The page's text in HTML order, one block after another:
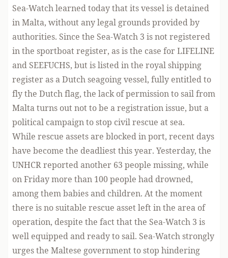
Sea-Watch learned today that its vessel is detained
in Malta, without any legal grounds provided by
authorities. Since the Sea-Watch 3 is not registered
in the sportboat register, as is the case for LIFELINE
and SEEFUCHS, but is listed in the royal shipping
register as a Dutch seagoing vessel, fully entitled to
fly the Dutch flag, the lack of permission to sail from
Malta turns out not to be a registration issue, but a
political campaign to stop civil rescue at sea.
While rescue assets are blocked in port, recent days
have become the deadliest this year. Yesterday, the
UNHCR reported another 63 people missing, while
on Friday more than 100 people had drowned,
among them babies and children. At the moment
there is no suitable rescue asset left in the area of
operation, despite the fact that the Sea-Watch 3 is
well equipped and ready to sail. Sea-Watch strongly
urges the Maltese government to stop hindering